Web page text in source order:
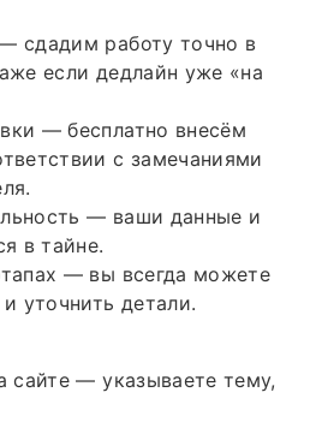
сдадим работу точно в
если дедлайн уже «на
— бесплатно внесём
с замечаниями
— ваши данные и
в тайне.
— вы всегда можете
уточнить детали.
сайте — указываете тему,